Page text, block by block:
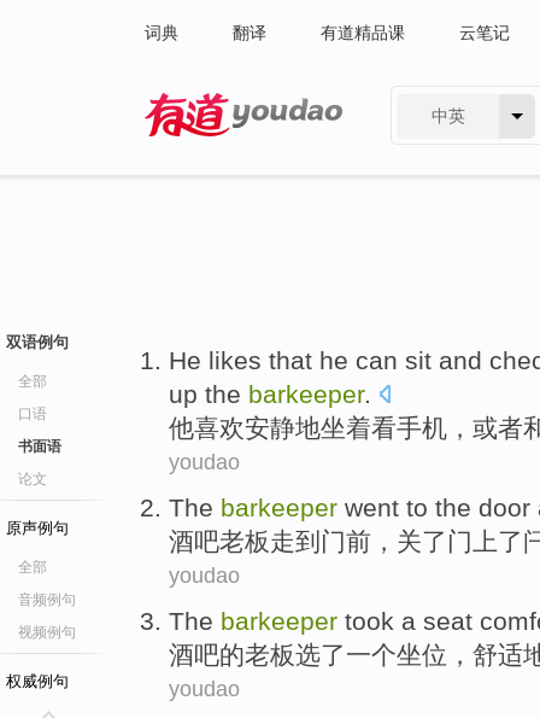
词典 翻译 有道精品课 云笔记
中英
双语例句
全部
口语
书面语
论文
原声例句
全部
音频例句
视频例句
权威例句
He likes that he can sit and
up the barkeeper.
他喜欢安静地坐着看手机 ，或者
youdao
The barkeeper went to the door
酒吧老板走到 门前 ， 关了门上了
youdao
The barkeeper took a seat
酒吧的老板选了一个坐位 ， 舒适
youdao